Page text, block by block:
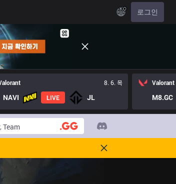
KO 로그인
8. 6. 목
NAVI LIVE JL
Valorant
M8.GC